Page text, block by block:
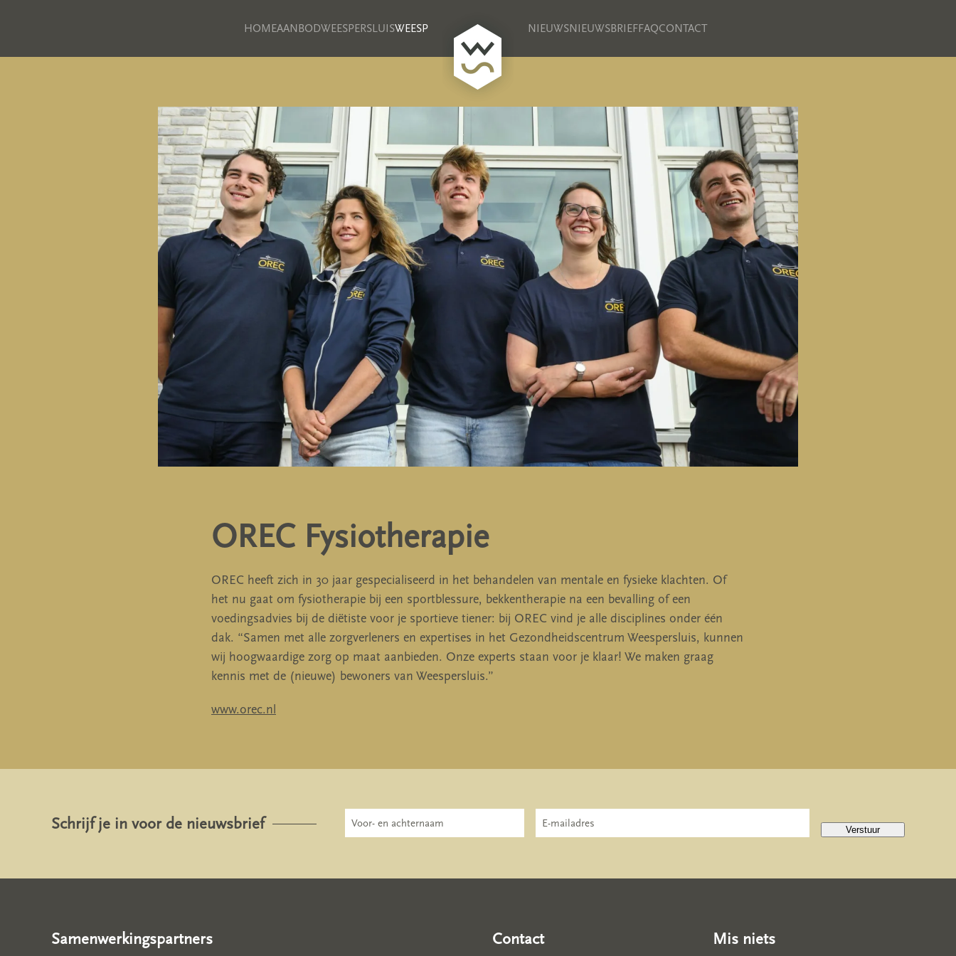
HOMEAANBODWEESPERSLUISWEESP NIEUWSNIEUWSBRIEFFAQCONTACT
OREC Fysiotherapie
OREC heeft zich in 30 jaar gespecialiseerd in het behandelen van mentale en fysieke klachten. Of
het nu gaat om fysiotherapie bij een sportblessure, bekkentherapie na een bevalling of een
voedingsadvies bij de diëtiste voor je sportieve tiener: bij OREC vind je alle disciplines onder één
dak. “Samen met alle zorgverleners en expertises in het Gezondheidscentrum Weespersluis, kunnen
wij hoogwaardige zorg op maat aanbieden. Onze experts staan voor je klaar! We maken graag
kennis met de (nieuwe) bewoners van Weespersluis.”
www.orec.nl
Schrijf je in voor de nieuwsbrief Verstuur
Samenwerkingspartners Contact Mis niets